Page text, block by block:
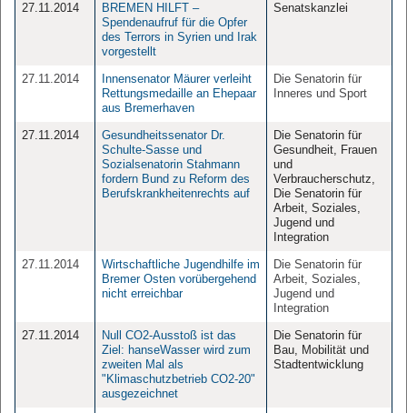
27.11.2014
BREMEN HILFT –
Spendenaufruf für die Opfer
des Terrors in Syrien und Irak
vorgestellt
Senatskanzlei
27.11.2014
Innensenator Mäurer verleiht
Rettungsmedaille an Ehepaar
aus Bremerhaven
Die Senatorin für
Inneres und Sport
27.11.2014
Gesundheitssenator Dr.
Schulte-Sasse und
Sozialsenatorin Stahmann
fordern Bund zu Reform des
Berufskrankheitenrechts auf
Die Senatorin für
Gesundheit, Frauen
und
Verbraucherschutz,
Die Senatorin für
Arbeit, Soziales,
Jugend und
Integration
27.11.2014
Wirtschaftliche Jugendhilfe im
Bremer Osten vorübergehend
nicht erreichbar
Die Senatorin für
Arbeit, Soziales,
Jugend und
Integration
27.11.2014
Null CO2-Ausstoß ist das
Ziel: hanseWasser wird zum
zweiten Mal als
"Klimaschutzbetrieb CO2-20"
ausgezeichnet
Die Senatorin für
Bau, Mobilität und
Stadtentwicklung